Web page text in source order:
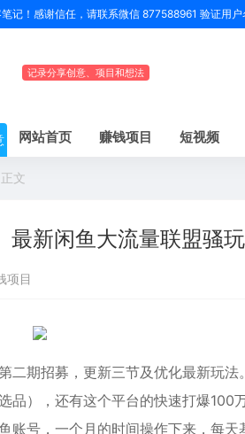
记！感谢信任，请联系微信 877588961 验证用户
记录分享创意、项目和想法
网站首页 赚钱项目 短视频
正文
最新闲鱼大流量联盟骚
项目
二期招募，更新三节及优化最新玩
选品），还有这个平台的快速打爆
账号，一个月的时间操作下来，每